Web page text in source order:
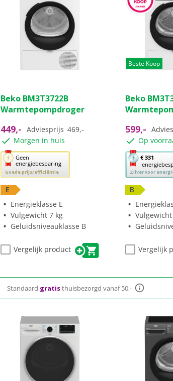
van
de
sterren.
Beko BM3T3722B
Warmtepompdroger
449,- Adviesprijs 469,-
Morgen in huis
Geen
energiebesparing
Goede prijs/efficiëntie
Met
deze
knop
opent
Youreko’s
tool
voor
E
Energieklasse E
Vulgewicht 7 kg
Geluidsniveauklasse B
Vergelijk product
Beste Koop
van
de
sterren.
1
beoordeling
Beko
599,-
Op
€ 331
Zilver voor
Met
deze
knop
opent
Youreko’s
tool
voor
B
Vergelijk
Standaard gratisthuisbezorgd vanaf 50,-